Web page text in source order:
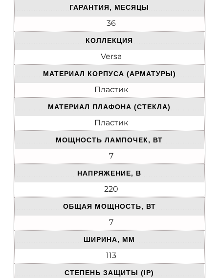
ГАРАНТИЯ, МЕСЯЦЫ
36
КОЛЛЕКЦИЯ
Versa
МАТЕРИАЛ КОРПУСА (АРМАТУРЫ)
Пластик
МАТЕРИАЛ ПЛАФОНА (СТЕКЛА)
Пластик
МОЩНОСТЬ ЛАМПОЧЕК, ВТ
7
НАПРЯЖЕНИЕ, В
220
ОБЩАЯ МОЩНОСТЬ, ВТ
7
ШИРИНА, ММ
113
СТЕПЕНЬ ЗАЩИТЫ (IP)